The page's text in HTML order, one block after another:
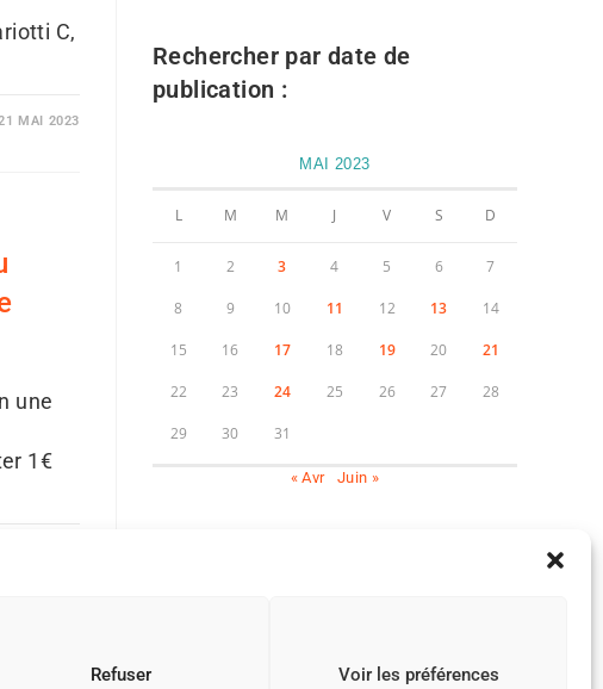
Refuser Voir les préférences
C,
MAI 2023
une
1€
Rechercher par date de
publication :
MAI 2023
L M M J V S D
1 2 3 4 5 6 7
8 9 10 11 12 13 14
15 16 17 18 19 20 21
22 23 24 25 26 27 28
29 30 31
« Avr Juin »